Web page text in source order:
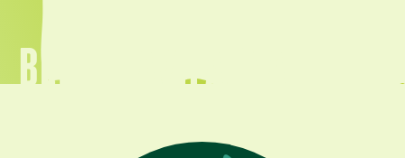
BELEEF AVIFAUNA